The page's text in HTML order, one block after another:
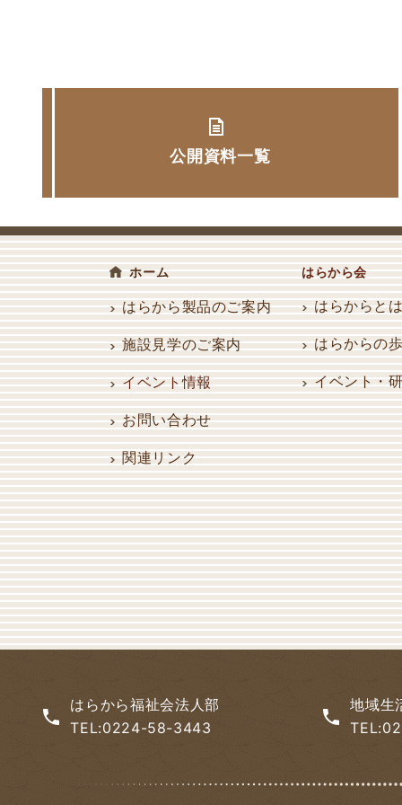
公開資料一覧
ホーム
はらから製品のご案内
施設見学のご案内
イベント情報
お問い合わせ
関連リンク
はらから会
はらからと
はらからの
イベント・
はらから福祉会法人部
TEL:0224-58-3443
地域